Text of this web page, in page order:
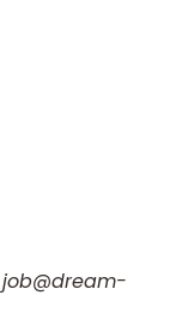
job@dream-